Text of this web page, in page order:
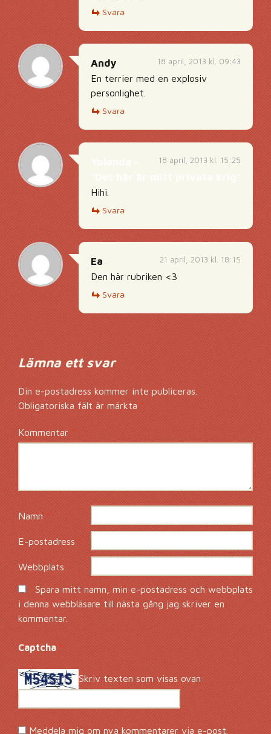
Svara
18 april, 2013 kl. 09:43
Andy
En terrier med en explosiv
personlighet.
Svara
18 april, 2013 kl. 15:25
Hihi.
Svara
21 april, 2013 kl. 18:15
Ea
Den här rubriken <3
Svara
Lämna ett svar
Din e-postadress kommer inte publiceras.
Obligatoriska fält är märkta*
Kommentar*
Namn*
E-postadress *
Webbplats
Spara mitt namn, min e-postadress och webbplats
i denna webbläsare till nästa gång jag skriver en
kommentar.
Captcha*
Skriv texten som visas ovan:
Meddela mig om nya kommentarer via e-post.